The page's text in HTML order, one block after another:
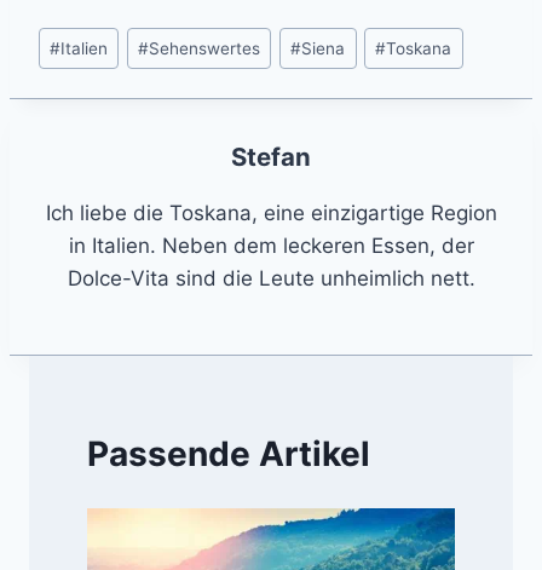
Post
Tags:
#Italien #Sehenswertes #Siena #Toskana
Stefan
Ich liebe die Toskana, eine einzigartige Region
in Italien. Neben dem leckeren Essen, der
Dolce-Vita sind die Leute unheimlich nett.
Passende Artikel